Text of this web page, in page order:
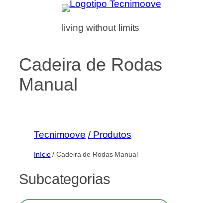
living without limits
Cadeira de Rodas
Manual
Tecnimoove / Produtos
Início/ Cadeira de Rodas Manual
Subcategorias